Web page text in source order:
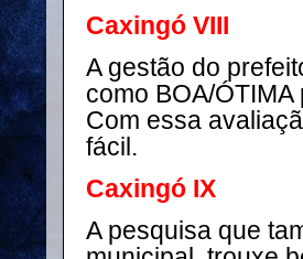
Caxingó VIII
A gestão do
como BOA/
Com essa
fácil.
Caxingó IX
A pesquisa que